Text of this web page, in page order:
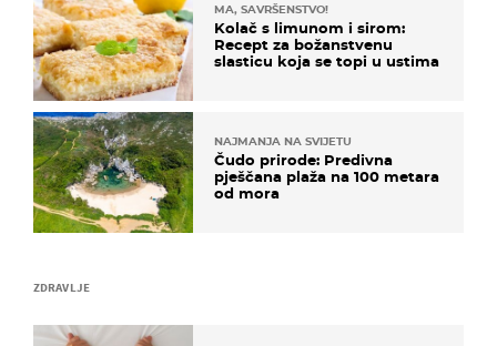
ZDRAVLJE
MA, SAVRŠENSTVO!
Kolač s limunom i sirom:
Recept za božanstvenu
slasticu koja se topi u ustima
NAJMANJA NA SVIJETU
Čudo prirode: Predivna
pješčana plaža na 100 metara
od mora